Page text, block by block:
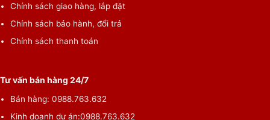
Chính sách giao hàng, lắp đặt
Chính sách bảo hành, đổi trả
Chính sách thanh toán
Tư vấn bán hàng 24/7
Bán hàng:0988.763.632
Kinh doanh dự án:0988.763.632